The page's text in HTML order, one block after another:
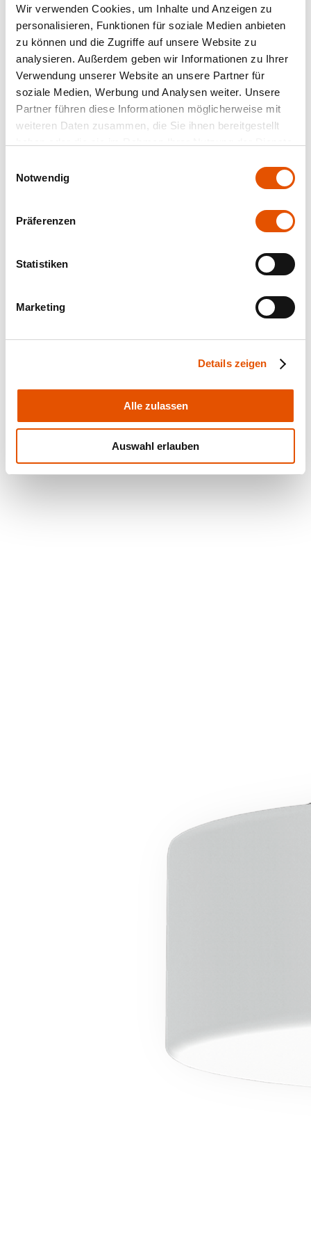
Wir verwenden Cookies, um Inhalte und Anzeigen zu
personalisieren, Funktionen für soziale Medien anbieten
zu können und die Zugriffe auf unsere Website zu
analysieren. Außerdem geben wir Informationen zu Ihrer
Verwendung unserer Website an unsere Partner für
soziale Medien, Werbung und Analysen weiter. Unsere
Partner führen diese Informationen möglicherweise mit
weiteren Daten zusammen, die Sie ihnen bereitgestellt
Notwendig
Präferenzen
Statistiken
Marketing
Details zeigen
Alle zulassen
Auswahl erlauben